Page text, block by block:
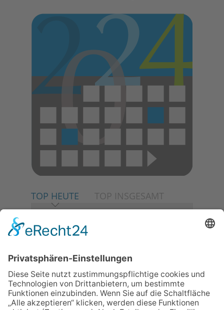
TOP HEUTE TOP INSGESAMT
30.07.2026
Ganz Niederhöchstadt wird zur
Festmeile
06.08.2026
Baustellenführung führt auch in
die Zukunft der Stadt